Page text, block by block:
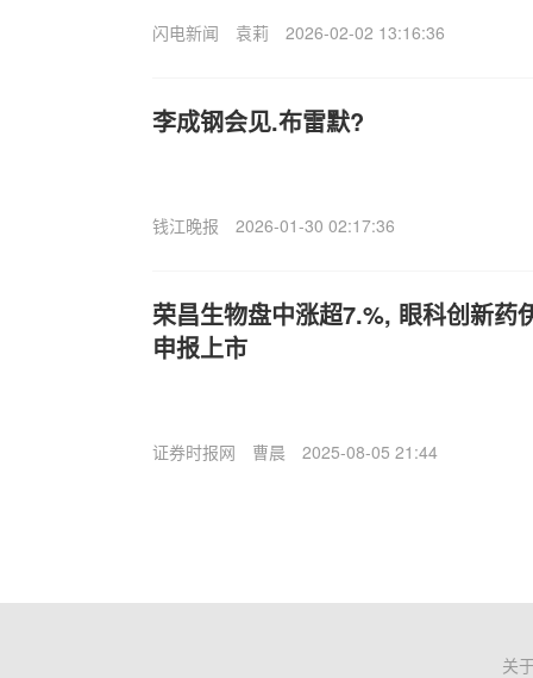
闪电新闻 袁莉 2026-02-02 13:16:36
李成钢会见.布雷默?
钱江晚报 2026-01-30 02:17:36
荣昌生物盘中涨超7.%, 眼科创新药
申报上市
证券时报网 曹晨 2025-08-05 21:44
关